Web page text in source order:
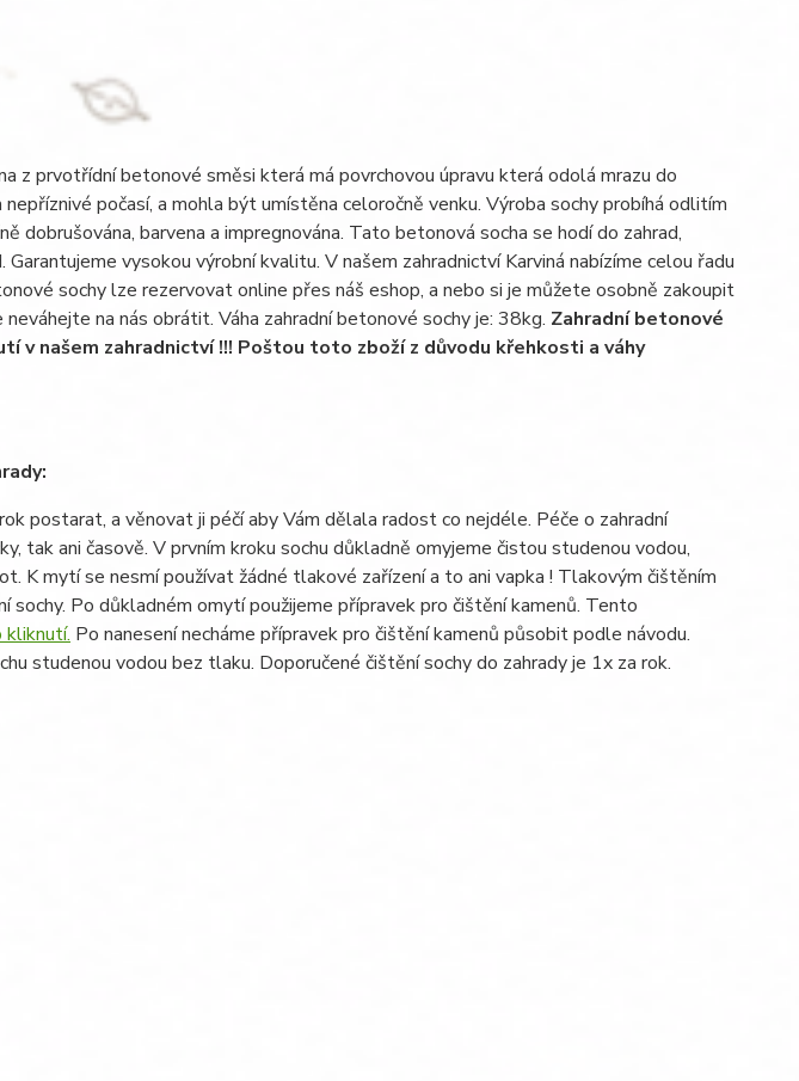
z prvotřídní betonové směsi která má povrchovou úpravu která odolá mrazu do
počasí, a mohla být umístěna celoročně venku. Výroba sochy probíhá odlitím
dobrušována, barvena a impregnována. Tato betonová socha se hodí do zahrad,
vysokou výrobní kvalitu. V našem zahradnictví Karviná nabízíme celou řadu
sochy lze rezervovat online přes náš eshop, a nebo si je můžete osobně zakoupit
na nás obrátit. Váha zahradní betonové sochy je: 38kg. Zahradní betonové
v našem zahradnictví !!! Poštou toto zboží z důvodu křehkosti a váhy
postarat, a věnovat ji péčí aby Vám dělala radost co nejdéle. Péče o zahradní
tak ani časově. V prvním kroku sochu důkladně omyjeme čistou studenou vodou,
K mytí se nesmí používat žádné tlakové zařízení a to ani vapka ! Tlakovým čištěním
sochy. Po důkladném omytí použijeme přípravek pro čištění kamenů. Tento
kliknutí. Po nanesení necháme přípravek pro čištění kamenů působit podle návodu.
studenou vodou bez tlaku. Doporučené čištění sochy do zahrady je 1x za rok.